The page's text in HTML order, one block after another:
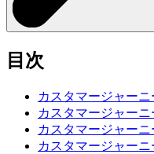
目次
カスタマージャー
カスタマージャー
カスタマージャー
カスタマージャー